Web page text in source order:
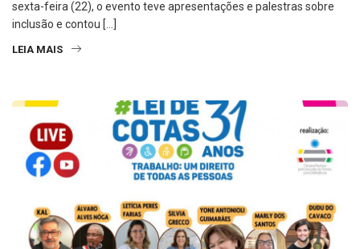
sexta-feira (22), o evento teve apresentações e palestras sobre
inclusão e contou […]
LEIA MAIS